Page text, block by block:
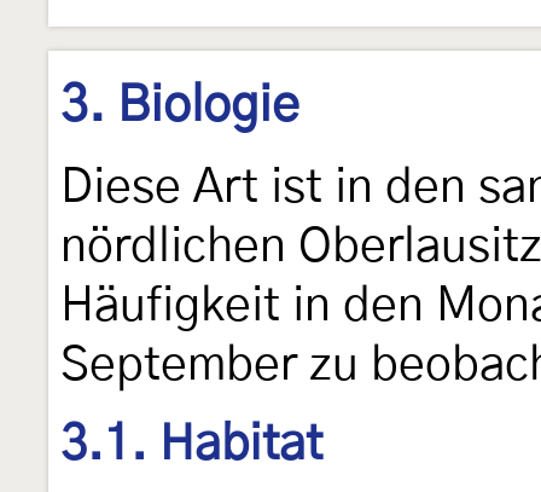
3. Biologie
Diese Art ist in den
nördlichen
Häufigkeit in den
September zu
3.1. Habitat